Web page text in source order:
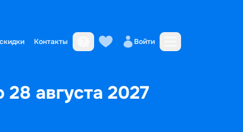
Контакты Войти
августа 2027